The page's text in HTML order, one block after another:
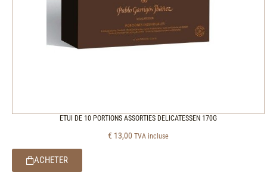
ETUI DE 10 PORTIONS ASSORTIES DELICATESSEN 170G
€ 13,00 TVA incluse
ACHETER